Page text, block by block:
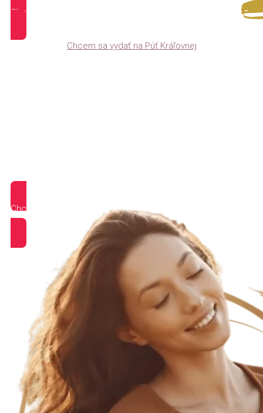
Chcem sa vydať na Púť Kráľovnej, Katka!
Chcem sa vydať na Púť Kráľovnej
Chcem sa vydať na
Púť Kráľovnej Katka!